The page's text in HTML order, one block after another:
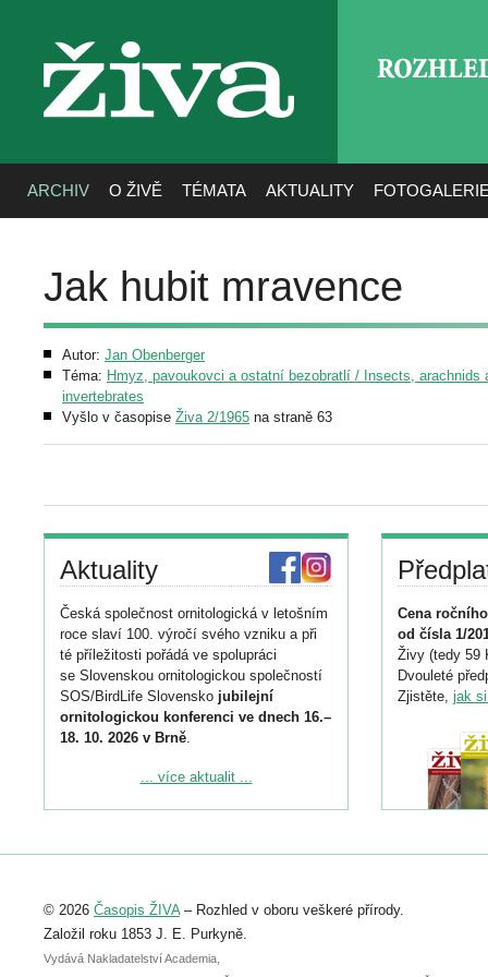
živa
ARCHIV O ŽIVĚ TÉMATA AKTUALITY
Jak hubit mravence
Autor: Jan Obenberger
Téma: Hmyz, pavoukovci a ostatní bezobratlí / Insects, arachnids
invertebrates
Vyšlo v časopise Živa 2/1965 na straně 63
Aktuality
Česká společnost ornitologická v letošním
roce slaví 100. výročí svého vzniku a při
té příležitosti pořádá ve spolupráci
se Slovenskou ornitologickou společností
SOS/BirdLife Slovensko jubilejní
ornitologickou konferenci ve dnech 16.–
18. 10. 2026 v Brně.
Podrobnější informace ke konferenci
Registrovat se můžete do 6. září.
abstraktu přihlášené přednášky nebo
posteru je už 30. června.
... více aktualit ...
Cena
od čísla 1/
Živy (tedy 59
Dvouleté
Zjistěte, jak
© 2026 Časopis ŽIVA– Rozhled v oboru veškeré přírody.
Založil roku 1853 J. E. Purkyně.
Vydává Nakladatelství Academia,